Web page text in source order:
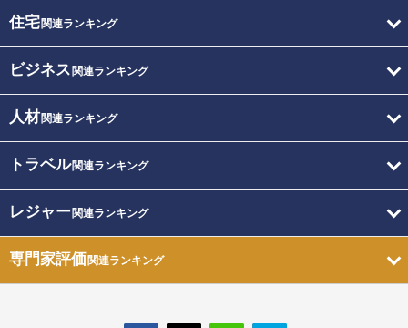
住宅関連ランキング
ビジネス 関連ランキング
人材関連ランキング
トラベル関連ランキング
レジャー関連ランキング
専門家評価関連ランキング